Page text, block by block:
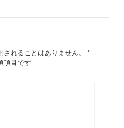
れることはありません。
*
項目です